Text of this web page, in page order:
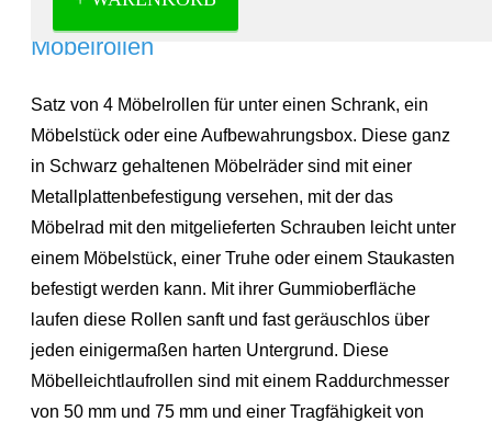
Möbelrollen schwarz im Set -
Möbelrollen
Satz von 4 Möbelrollen für unter einen Schrank, ein
Möbelstück oder eine Aufbewahrungsbox. Diese ganz
in Schwarz gehaltenen Möbelräder sind mit einer
Metallplattenbefestigung versehen, mit der das
Möbelrad mit den mitgelieferten Schrauben leicht unter
einem Möbelstück, einer Truhe oder einem Staukasten
befestigt werden kann. Mit ihrer Gummioberfläche
laufen diese Rollen sanft und fast geräuschlos über
jeden einigermaßen harten Untergrund. Diese
Möbelleichtlaufrollen sind mit einem Raddurchmesser
von 50 mm und 75 mm und einer Tragfähigkeit von